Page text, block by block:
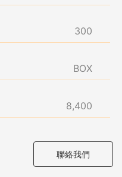
300
BOX
8,400
聯絡我們